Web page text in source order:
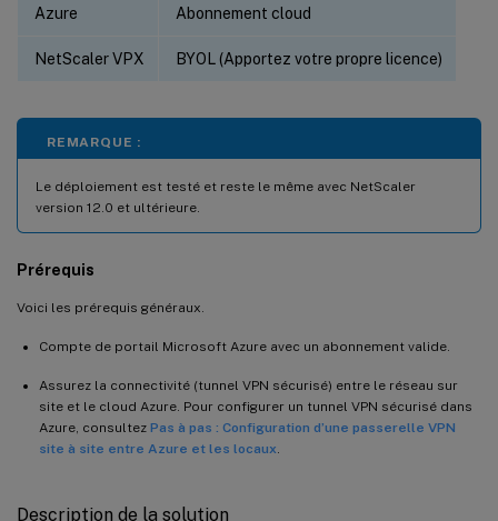
Azure Abonnement cloud
NetScaler VPX BYOL (Apportez votre propre licence)
REMARQUE :
Le déploiement est testé et reste le même avec NetScaler
version 12.0 et ultérieure.
Prérequis
Voici les prérequis généraux.
Compte de portail Microsoft Azure avec un abonnement valide.
Assurez la connectivité (tunnel VPN sécurisé) entre le réseau sur
site et le cloud Azure. Pour configurer un tunnel VPN sécurisé dans
Azure, consultez Pas à pas : Configuration d’une passerelle VPN
site à site entre Azure et les locaux
Description de la solution